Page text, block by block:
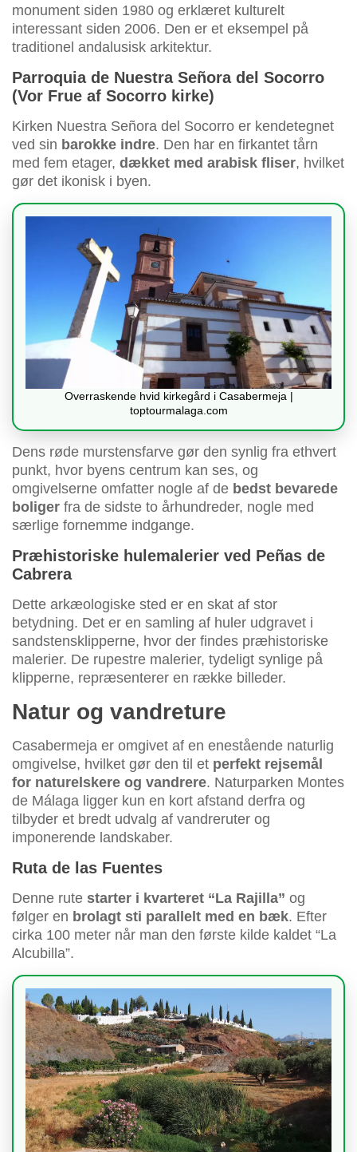
monument siden 1980 og erklæret kulturelt
interessant siden 2006. Den er et eksempel på
traditionel andalusisk arkitektur.
Parroquia de Nuestra Señora del Socorro
(Vor Frue af Socorro kirke)
Kirken Nuestra Señora del Socorro er kendetegnet
ved sin barokke indre. Den har en firkantet tårn
med fem etager, dækket med arabisk fliser, hvilket
gør det ikonisk i byen.
Overraskende hvid kirkegård i Casabermeja |
toptourmalaga.com
Dens røde murstensfarve gør den synlig fra ethvert
punkt, hvor byens centrum kan ses, og
omgivelserne omfatter nogle af de bedst bevarede
boliger fra de sidste to århundreder, nogle med
særlige fornemme indgange.
Præhistoriske hulemalerier ved Peñas de
Cabrera
Dette arkæologiske sted er en skat af stor
betydning. Det er en samling af huler udgravet i
sandstensklipperne, hvor der findes præhistoriske
malerier. De rupestre malerier, tydeligt synlige på
klipperne, repræsenterer en række billeder.
Natur og vandreture
Casabermeja er omgivet af en enestående naturlig
omgivelse, hvilket gør den til et perfekt rejsemål
for naturelskere og vandrere. Naturparken Montes
de Málaga ligger kun en kort afstand derfra og
tilbyder et bredt udvalg af vandreruter og
imponerende landskaber.
Ruta de las Fuentes
Denne rute starter i kvarteret “La Rajilla” og
følger en brolagt sti parallelt med en bæk. Efter
cirka 100 meter når man den første kilde kaldet “La
Alcubilla”.